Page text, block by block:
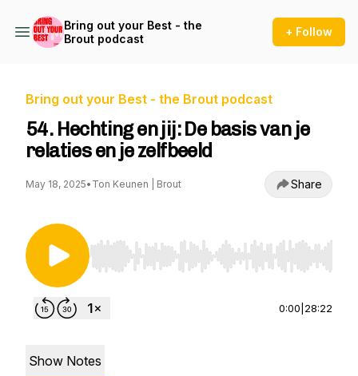
Bring out your Best - the
Brout podcast
+ Follow
Bring out your Best - the Brout podcast
54. Hechting en jij: De basis van je
relaties en je zelfbeeld
May 18, 2025• Ton Keunen | Brout Share
Use Left/Right to seek, Home/End to jump to
0:00 28:22
Show Notes